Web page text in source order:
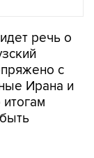
речь о
с
Ирана и
на